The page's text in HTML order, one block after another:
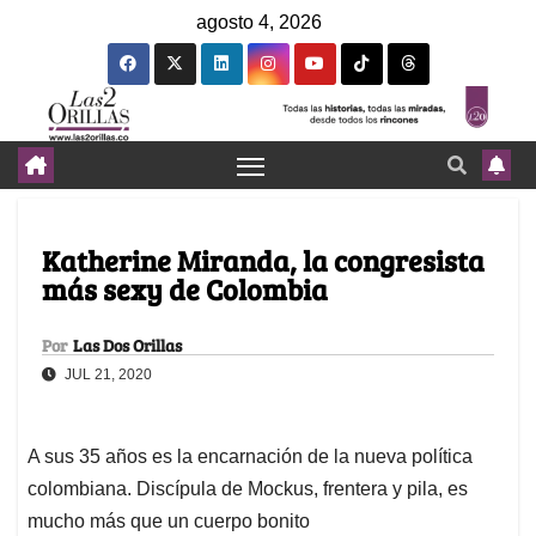
agosto 4, 2026
Katherine Miranda, la congresista
más sexy de Colombia
Por Las Dos Orillas
JUL 21, 2020
A sus 35 años es la encarnación de la nueva política
colombiana. Discípula de Mockus, frentera y pila, es
mucho más que un cuerpo bonito